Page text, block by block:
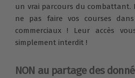
un vrai parcours du combattant.
ne pas faire vos courses
commerciaux ! Leur accès
simplement interdit !
NON au partage des